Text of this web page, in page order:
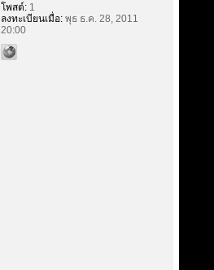
โพสต์:1
ลงทะเบียนเมื่อ:พุธ ธ.ค. 28, 2011
20:00